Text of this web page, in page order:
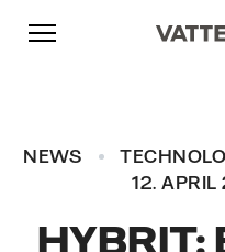
Überspringen
Zurück zur
Gehe zur Fußzeile
NEWS
12. APRIL
Zurück zur